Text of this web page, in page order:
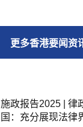
更多香港要闻资
施政报告2025 | 律
国：充分展现法律